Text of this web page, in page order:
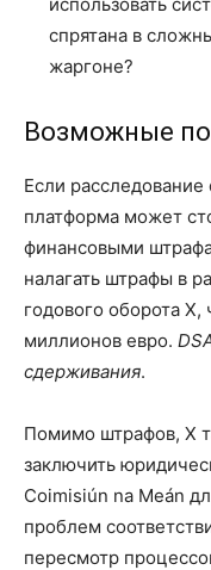
спрятана в
жаргоне?
Возможные
Если
платформа может
финансовыми
налагать штрафы в
годового оборота X,
миллионов евро.
сдерживания.
Помимо штрафов, X
заключить
Coimisiún na Meán
проблем
пересмотр